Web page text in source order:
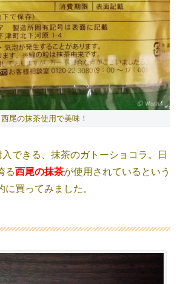
西尾の抹茶使用で美味！
できる、抹茶のガトーショコラ。日
る西尾の抹茶が使用されているという
買ってみました。